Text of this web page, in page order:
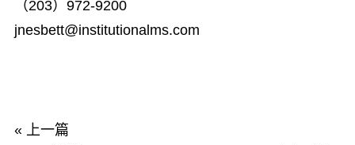
（203）972-9200
jnesbett@institutionalms.com
« 上一篇